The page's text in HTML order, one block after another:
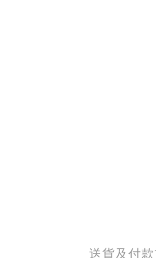
送貨及付